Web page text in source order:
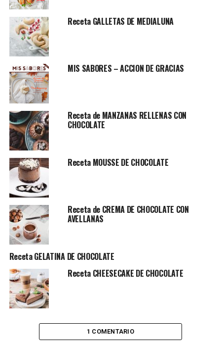
Receta GALLETAS DE MEDIALUNA
MIS SABORES – ACCION DE GRACIAS
Receta de MANZANAS RELLENAS CON
CHOCOLATE
Receta MOUSSE DE CHOCOLATE
Receta de CREMA DE CHOCOLATE CON
AVELLANAS
Receta GELATINA DE CHOCOLATE
Receta CHEESECAKE DE CHOCOLATE
1 COMENTARIO